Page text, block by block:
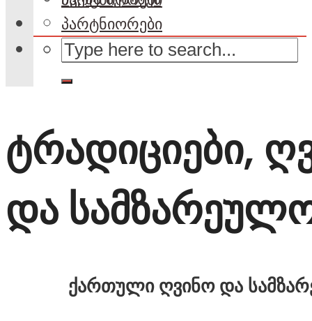
პარტნიორები
ტრადიციები,
და
ქართული ღვინო და